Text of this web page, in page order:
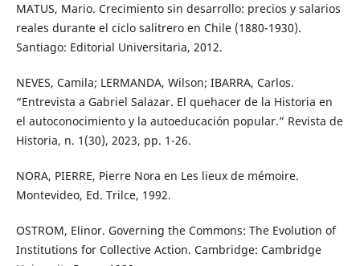
MATUS, Mario. Crecimiento sin desarrollo: precios y salarios
reales durante el ciclo salitrero en Chile (1880-1930).
Santiago: Editorial Universitaria, 2012.
NEVES, Camila; LERMANDA, Wilson; IBARRA, Carlos.
“Entrevista a Gabriel Salazar. El quehacer de la Historia en
el autoconocimiento y la autoeducación popular.” Revista de
Historia, n. 1(30), 2023, pp. 1-26.
NORA, PIERRE, Pierre Nora en Les lieux de mémoire.
Montevideo, Ed. Trilce, 1992.
OSTROM, Elinor. Governing the Commons: The Evolution of
Institutions for Collective Action. Cambridge: Cambridge